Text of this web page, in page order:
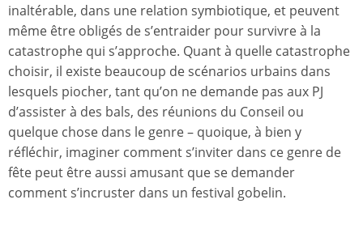
inaltérable, dans une relation symbiotique, et peuvent
même être obligés de s’entraider pour survivre à la
catastrophe qui s’approche. Quant à quelle catastrophe
choisir, il existe beaucoup de scénarios urbains dans
lesquels piocher, tant qu’on ne demande pas aux PJ
d’assister à des bals, des réunions du Conseil ou
quelque chose dans le genre – quoique, à bien y
réfléchir, imaginer comment s’inviter dans ce genre de
fête peut être aussi amusant que se demander
comment s’incruster dans un festival gobelin.